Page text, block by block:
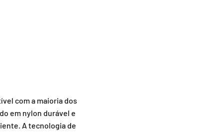
com a maioria dos
em nylon durável e
A tecnologia de